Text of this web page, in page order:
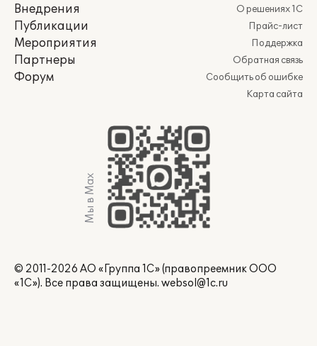
Внедрения
Публикации
Мероприятия
Партнеры
Форум
О решениях 1С
Прайс-лист
Поддержка
Обратная связь
Сообщить об ошибке
Карта сайта
Мы в Max
© 2011-2026 АО «Группа 1С» (правопреемник ООО
«1С»). Все права защищены. websol@1c.ru